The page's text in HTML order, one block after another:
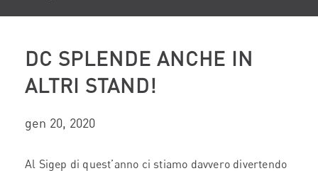
DC SPLENDE ANCHE IN
ALTRI STAND!
gen 20, 2020
Al Sigep di quest’anno ci stiamo davvero divertendo